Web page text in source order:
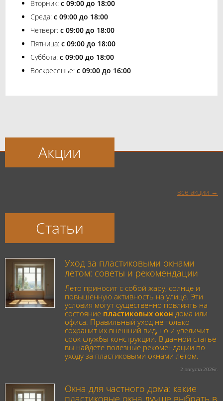
Вторник: с 09:00 до 18:00
Среда: с 09:00 до 18:00
Четверг: с 09:00 до 18:00
Пятница: с 09:00 до 18:00
Суббота: с 09:00 до 18:00
Воскресенье: с 09:00 до 16:00
Акции
все акции
Статьи
Уход за пластиковыми окнами
летом: советы и рекомендации
Лето приносит с собой жару, солнце и
повышенную активность на улице. Эти
условия могут существенно повлиять на
состояние пластиковых окон дома или
офиса. Правильный уход не только
сохранит их внешний вид, но и увеличит
срок службы конструкции. В данной статье
вы найдете полезные рекомендации по
уходу за пластиковыми окнами летом.
2 августа 2026г.
Окна для частного дома: какие